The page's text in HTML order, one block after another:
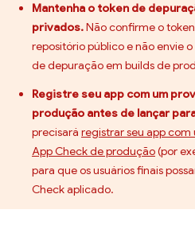
Mantenha o token de
privados.Não confirme o
repositório público e não envie
de depuração em builds de
Registre seu app com um
produção antes de lançar
precisará registrar seu app
App Check de produção(por
para que os usuários finais
Check aplicado.